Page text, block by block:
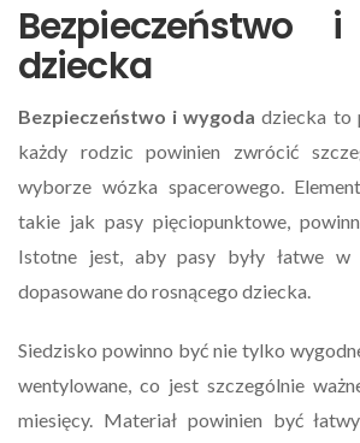
Bezpieczeństwo
dziecka
Bezpieczeństwo i wygoda dziecka to
każdy rodzic powinien zwrócić
wyborze wózka spacerowego.
takie jak pasy pięciopunktowe,
Istotne jest, aby pasy były łatwe
dopasowane do rosnącego dziecka.
Siedzisko powinno być nie tylko
wentylowane, co jest szczególnie
miesięcy. Materiał powinien być